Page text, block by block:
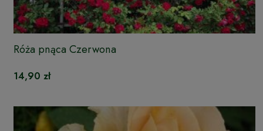
Róża pnąca Czerwona
14,90 zł